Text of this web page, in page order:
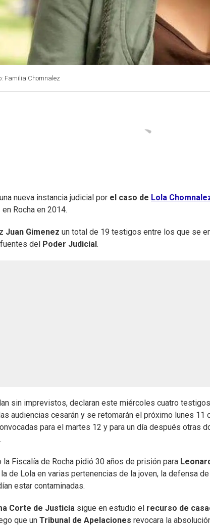
Familia Chomnalez
nueva instancia judicial por el caso de Lola
en Rocha en 2014.
Juan Gimenez un total de 19 testigos entre los que se
del
Poder Judicial .
sin imprevistos, declaran este miércoles cuatro
audiencias cesarán y se retomarán el próximo lunes
para el martes 12 y para un día después otras
Fiscalía de Rocha pidió 30 años de prisión para
de Lola en varias pertenencias de la joven, la defensa
estar contaminadas.
Corte de Justicia sigue en estudio el recurso de
que un Tribunal de Apelaciones revocara la